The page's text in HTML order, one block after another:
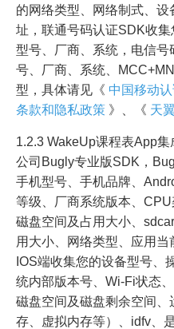
的网络类型、网络制式、
址，联通号码认证SDK收
型号、厂商、系统，电信
号、厂商、系统、
型，具体请见《 中国移动
条款和隐私政策 》、《 天
1.2.3 WakeUp课程表App
公司Bugly专业版SDK，
手机型号、手机品牌、
等级、厂商系统版本、CPU
磁盘空间及占用大小、
用大小、网络类型、应用当
IOS端收集您的设备型号、
统内部版本号、Wi-Fi状态
磁盘空间及磁盘剩余空间
存、虚拟内存等）、idfv、